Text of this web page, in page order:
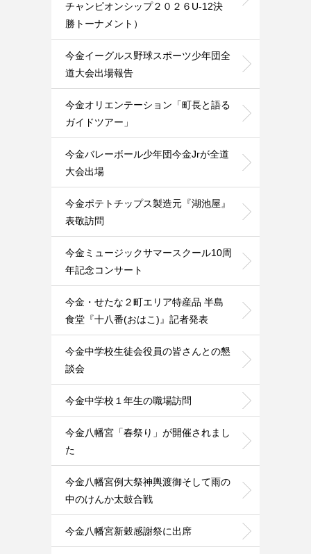
チャンピオンシップ２０２６U-12決
勝トーナメント）
今金イーグルス野球スポーツ少年団全
道大会出場報告
今金オリエンテーション「町長と語る
ガイドツアー」
今金バレーボール少年団今金Jrが全道
大会出場
今金ポテトチップス製造元『湖池屋』
表敬訪問
今金ミュージックサマースクール10周
年記念コンサート
今金・せたな２町エリア特産品 半島
食堂『十八番(おはこ)』記者発表
今金中学校生徒会役員の皆さんとの懇
談会
今金中学校１年生の職場訪問
今金八幡宮「春祭り」が開催されまし
た
今金八幡宮例大祭神輿渡御そして雨の
中のけんか太鼓合戦
今金八幡宮新穀感謝祭に出席